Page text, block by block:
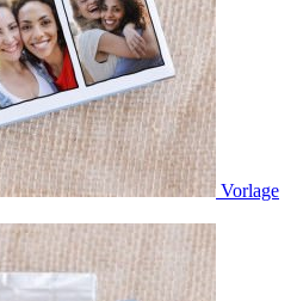
Vorlage